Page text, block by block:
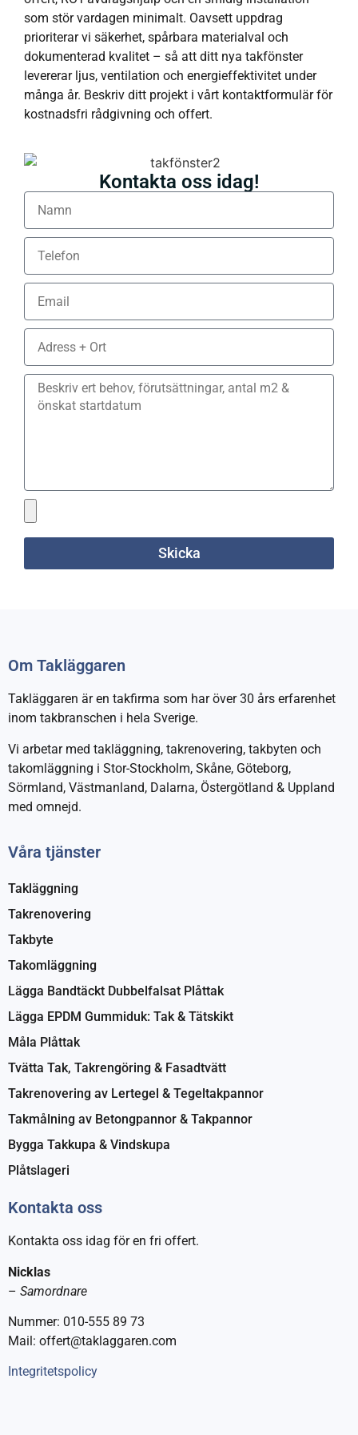
som stör vardagen minimalt. Oavsett uppdrag
prioriterar vi säkerhet, spårbara materialval och
dokumenterad kvalitet – så att ditt nya takfönster
levererar ljus, ventilation och energieffektivitet under
många år. Beskriv ditt projekt i vårt kontaktformulär för
kostnadsfri rådgivning och offert.
Kontakta oss idag!
Skicka
Om Takläggaren
Takläggaren är en takfirma som har över 30 års erfarenhet
inom takbranschen i hela Sverige.
Vi arbetar med takläggning, takrenovering, takbyten och
takomläggning i Stor-Stockholm, Skåne, Göteborg,
Sörmland, Västmanland, Dalarna, Östergötland & Uppland
med omnejd.
Våra tjänster
Takläggning
Takrenovering
Takbyte
Takomläggning
Lägga Bandtäckt Dubbelfalsat Plåttak
Lägga EPDM Gummiduk: Tak & Tätskikt
Måla Plåttak
Tvätta Tak, Takrengöring & Fasadtvätt
Takrenovering av Lertegel & Tegeltakpannor
Takmålning av Betongpannor & Takpannor
Bygga Takkupa & Vindskupa
Plåtslageri
Kontakta oss
Kontakta oss idag för en fri offert.
Nicklas
– Samordnare
Nummer: 010-555 89 73
Mail: offert@taklaggaren.com
Integritetspolicy